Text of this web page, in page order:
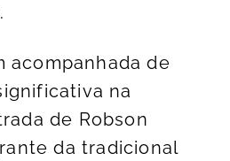
acompanhada de
na
de Robson
da tradicional